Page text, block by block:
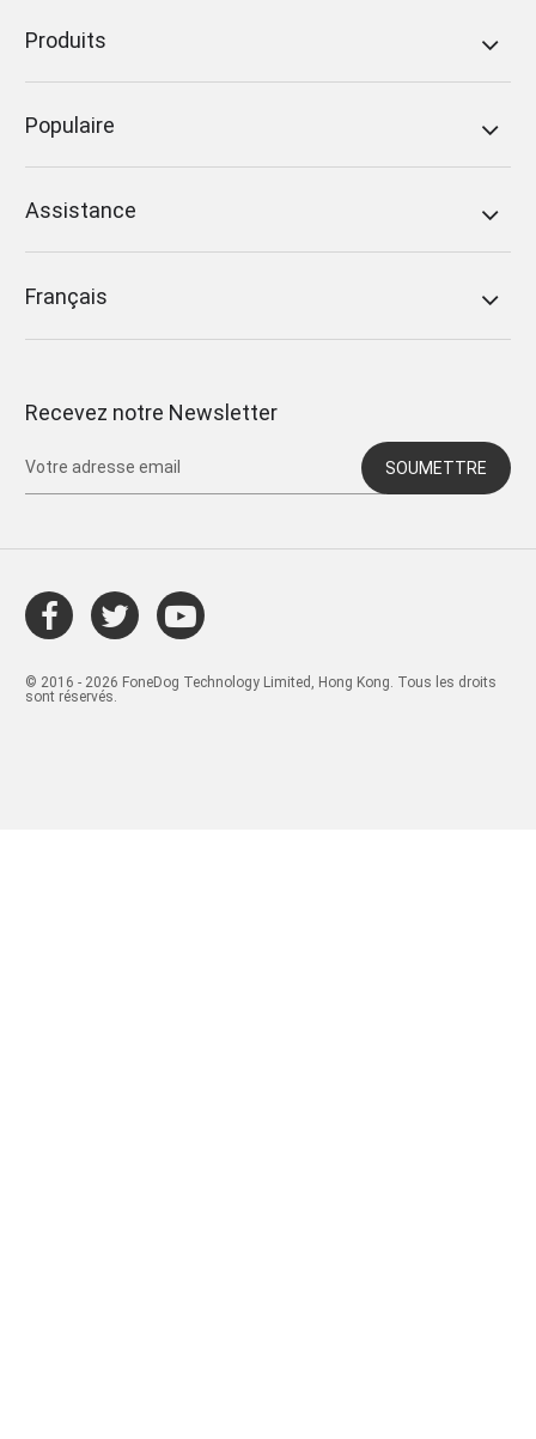
Produits
Populaire
Assistance
Français
Recevez notre Newsletter
SOUMETTRE
© 2016 - 2026 FoneDog Technology Limited, Hong Kong. Tous les droits
sont réservés.